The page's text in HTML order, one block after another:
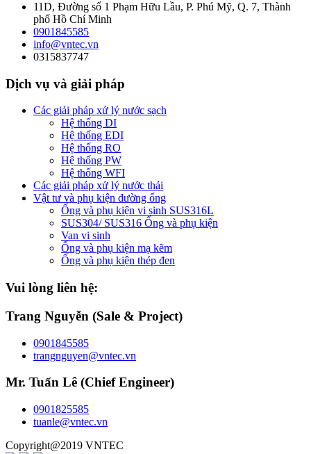
11D, Đường số 1 Phạm Hữu Lầu, P. Phú Mỹ, Q. 7, Thành
phố Hồ Chí Minh
0901845585
info@vntec.vn
0315837747
Dịch vụ và giải pháp
Các giải pháp xử lý nước sạch
Hệ thống DI
Hệ thống EDI
Hệ thống RO
Hệ thống PW
Hệ thống WFI
Các giải pháp xử lý nước thải
Vật tư và phụ kiện đường ống
Ống và phụ kiện vi sinh SUS316L
SUS304/ SUS316 Ống và phụ kiện
Van vi sinh
Ống và phụ kiện mạ kẽm
Ống và phụ kiện thép đen
Vui lòng liên hệ:
Trang Nguyễn (Sale & Project)
0901845585
trangnguyen@vntec.vn
Mr. Tuấn Lê (Chief Engineer)
0901825585
tuanle@vntec.vn
Copyright@2019 VNTEC